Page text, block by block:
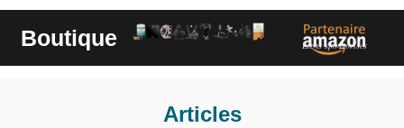
Boutique Liens sponsorisés
Articles